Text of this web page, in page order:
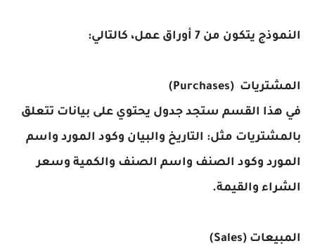
النموذج يتكون من 7 أوراق عمل، كالتالي:
المشتريات (Purchases)
في هذا القسم ستجد جدول يحتوي على بيانات تتعلق
بالمشتريات مثل: التاريخ والبيان وكود المورد واسم
المورد وكود الصنف واسم الصنف والكمية وسعر
الشراء والقيمة.
المبيعات (Sales)